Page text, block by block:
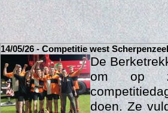
14/05/26 - Competitie west Scherpenzeel
De
om op
doen. Ze